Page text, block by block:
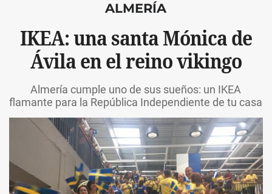
ALMERÍA
IKEA: una santa Mónica de
Ávila en el reino vikingo
Almería cumple uno de sus sueños: un IKEA
flamante para la República Independiente de tu casa